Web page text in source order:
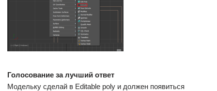
Голосование за лучший ответ
Модельку сделай в Editable poly и должен появиться